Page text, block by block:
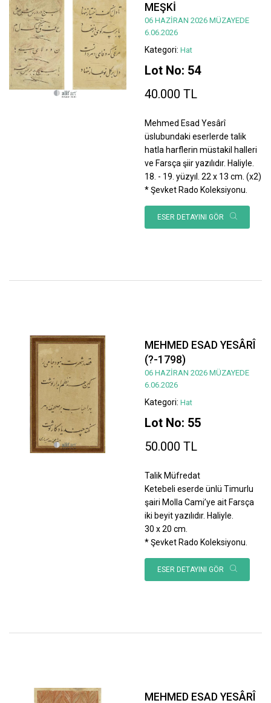
MEŞKİ
06 HAZİRAN 2026 MÜZAYEDE
6.06.2026
Kategori: Hat
Lot No: 54
40.000 TL
Mehmed Esad Yesârî
üslubundaki eserlerde talik
hatla harflerin müstakil halleri
ve Farsça şiir yazılıdır. Haliyle.
18. - 19. yüzyıl. 22 x 13 cm. (x2)
* Şevket Rado Koleksiyonu.
ESER DETAYINI GÖR
MEHMED ESAD YESÂRÎ
(?-1798)
06 HAZİRAN 2026 MÜZAYEDE
6.06.2026
Kategori: Hat
Lot No: 55
50.000 TL
Talik Müfredat
Ketebeli eserde ünlü Timurlu
şairi Molla Cami’ye ait Farsça
iki beyit yazılıdır. Haliyle.
30 x 20 cm.
* Şevket Rado Koleksiyonu.
ESER DETAYINI GÖR
MEHMED ESAD YESÂRÎ